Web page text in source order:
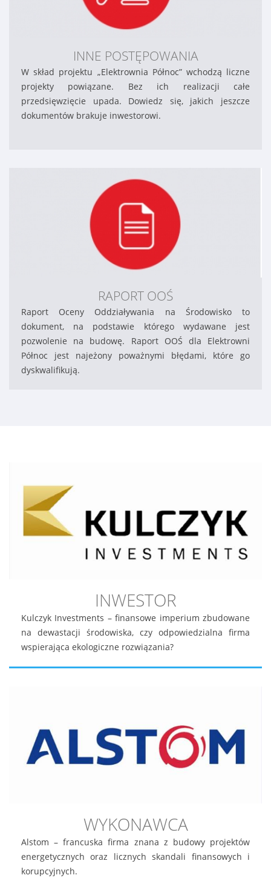
INNE POSTĘPOWANIA
W skład projektu „Elektrownia Północ” wchodzą liczne
projekty powiązane. Bez ich realizacji całe
przedsięwzięcie upada. Dowiedz się, jakich jeszcze
dokumentów brakuje inwestorowi.
RAPORT OOŚ
Raport Oceny Oddziaływania na Środowisko to
dokument, na podstawie którego wydawane jest
pozwolenie na budowę. Raport OOŚ dla Elektrowni
Północ jest najeżony poważnymi błędami, które go
dyskwalifikują.
INWESTOR
Kulczyk Investments – finansowe imperium zbudowane
na dewastacji środowiska, czy odpowiedzialna firma
wspierająca ekologiczne rozwiązania?
WYKONAWCA
Alstom – francuska firma znana z budowy projektów
energetycznych oraz licznych skandali finansowych i
korupcyjnych.